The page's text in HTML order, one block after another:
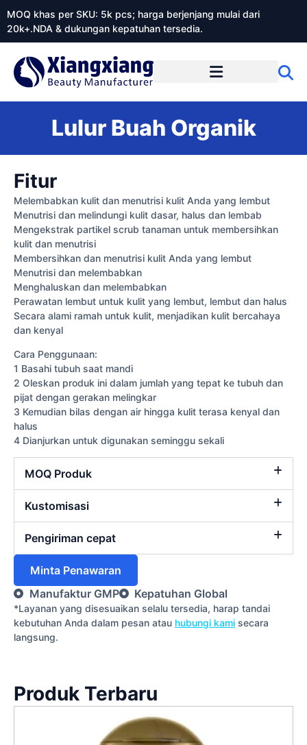
MOQ khas per SKU: 5k pcs; harga berjenjang mulai dari
20k+.NDA & dukungan kepatuhan tersedia.
Lulur Buah Organik
Fitur
Melembabkan kulit dan menutrisi kulit Anda yang lembut
Menutrisi dan melindungi kulit dasar, halus dan lembab
Mengekstrak partikel scrub tanaman untuk membersihkan
kulit dan menutrisi
Membersihkan dan menutrisi kulit Anda yang lembut
Menutrisi dan melembabkan
Menghaluskan dan melembabkan
Perawatan lembut untuk kulit yang lembut, lembut dan halus
Secara alami ramah untuk kulit, menjadikan kulit bercahaya
dan kenyal
Cara Penggunaan:
1 Basahi tubuh saat mandi
2 Oleskan produk ini dalam jumlah yang tepat ke tubuh dan
pijat dengan gerakan melingkar
3 Kemudian bilas dengan air hingga kulit terasa kenyal dan
halus
4 Dianjurkan untuk digunakan seminggu sekali
MOQ Produk
Kustomisasi
Pengiriman cepat
Minta Penawaran
Manufaktur GMP
Kepatuhan Global
*Layanan yang disesuaikan selalu tersedia, harap tandai
kebutuhan Anda dalam pesan atau hubungi kami secara
langsung.
Produk Terbaru